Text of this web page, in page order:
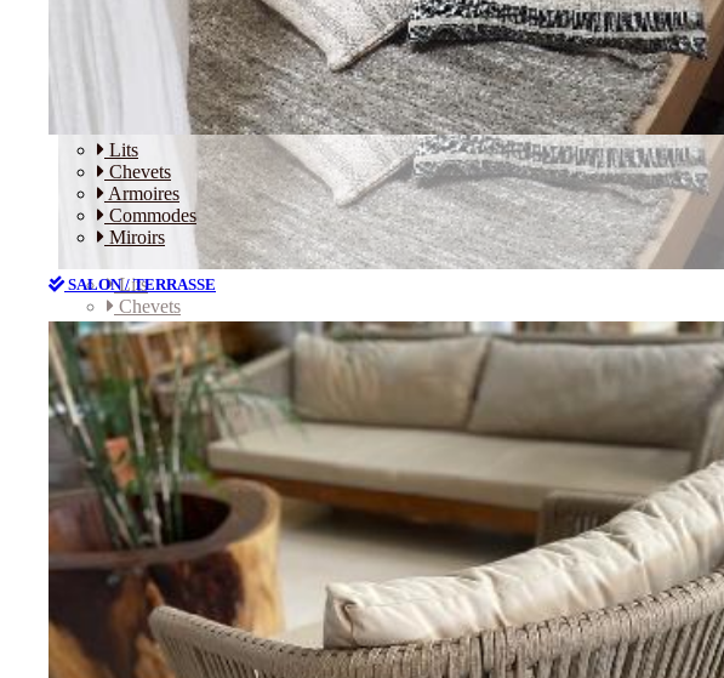
Lits
Chevets
Armoires
Commodes
Miroirs
SALON / TERRASSE
Lits
Chevets
Armoires
Commodes
Miroirs
SALON / TERRASSE